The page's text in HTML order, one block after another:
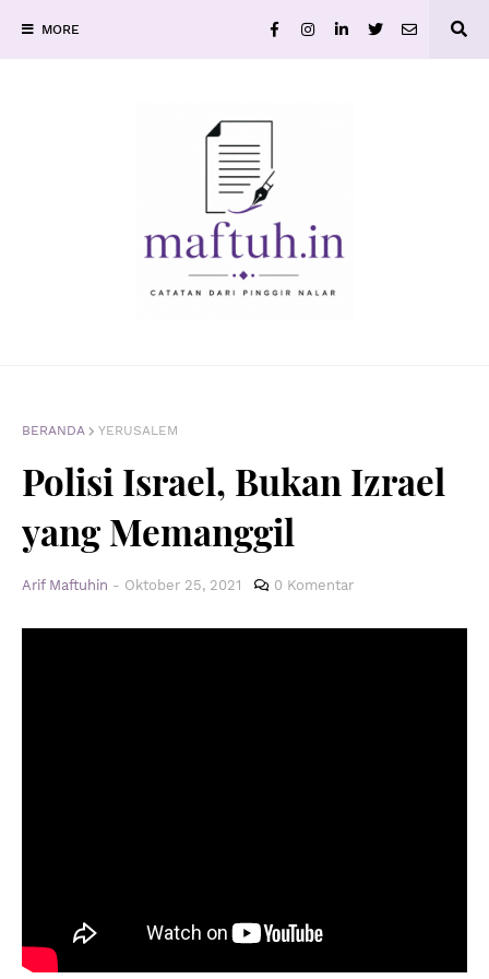
MORE
BERANDA YERUSALEM
Polisi Israel, Bukan Izrael
yang Memanggil
Arif Maftuhin - Oktober 25, 2021 0 Komentar